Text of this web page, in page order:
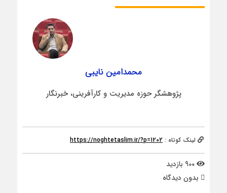
محمدامین نایبی
پژوهشگر حوزه مدیریت و کارآفرینی، خبرنگار
لینک کوتاه : https://noghtetaslim.ir/?p=1202
بدون دیدگاه